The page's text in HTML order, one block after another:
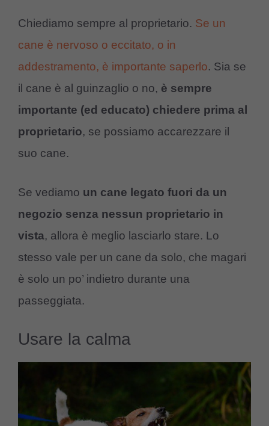
Chiediamo sempre al proprietario. Se un
cane è nervoso o eccitato, o in
addestramento, è importante saperlo. Sia se
il cane è al guinzaglio o no, è sempre
importante (ed educato) chiedere prima al
proprietario, se possiamo accarezzare il
suo cane.
Se vediamo un cane legato fuori da un
negozio senza nessun proprietario in
vista, allora è meglio lasciarlo stare. Lo
stesso vale per un cane da solo, che magari
è solo un po’ indietro durante una
passeggiata.
Usare la calma